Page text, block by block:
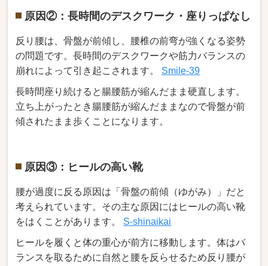
原因②：長時間のデスクワーク・座りっぱなし
反り腰は、骨盤が前傾し、腰椎の前弯が強くなる姿勢
の問題です。長時間のデスクワークや筋力バランスの
崩れによって引き起こされます。 Smile-39
長時間座り続けると腸腰筋が縮んだまま硬直します。
立ち上がったとき腸腰筋が縮んだままなので骨盤が前
傾されたまま歩くことになります。
原因③：ヒールの高い靴
腰が過度に反る原因は「骨盤の前傾（ゆがみ）」だと
考えられています。その主な原因にはヒールの高い靴
をはくことがあります。 S-shinaikai
ヒールを履くと体の重心が前方に移動します。体はバ
ランスを取るために自然と腰を反らせるため反り腰が